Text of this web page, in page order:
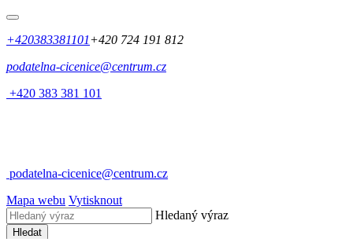
+420383381101+420 724 191 812
podatelna-cicenice@centrum.cz
+420 383 381 101
podatelna-cicenice@centrum.cz
Mapa webu Vytisknout
Hledaný výraz
Hledat